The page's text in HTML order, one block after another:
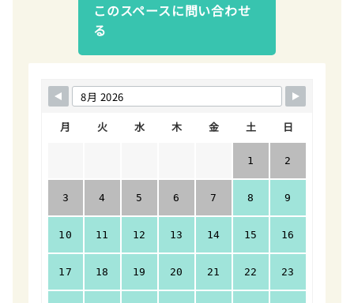
このスペースに問い合わせ
る
月 火 水 木 金 土 日
1 2
3 4 5 6 7 8 9
10 11 12 13 14 15 16
17 18 19 20 21 22 23